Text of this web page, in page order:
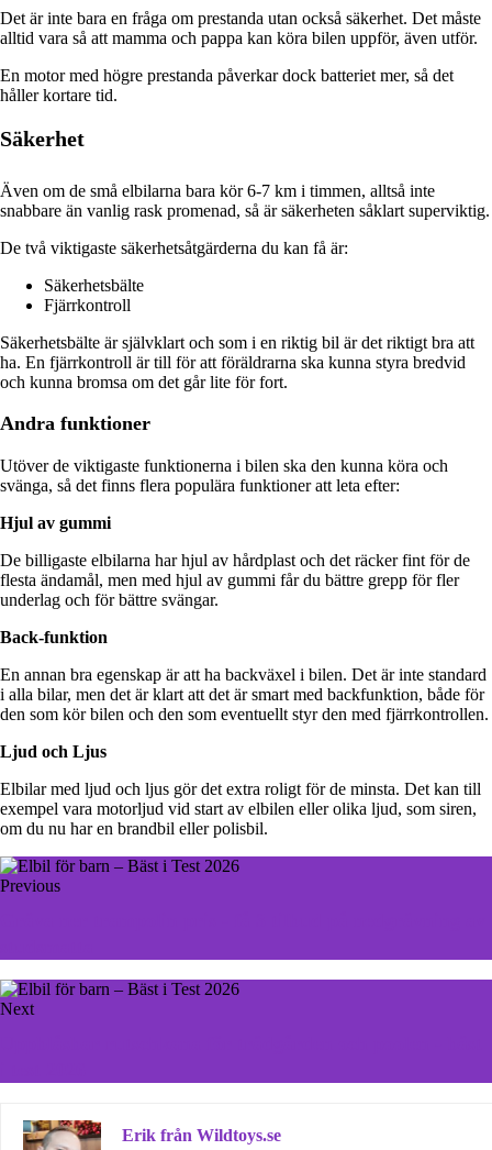
Det är inte bara en fråga om prestanda utan också säkerhet. Det måste
alltid vara så att mamma och pappa kan köra bilen uppför, även utför.
En motor med högre prestanda påverkar dock batteriet mer, så det
håller kortare tid.
Säkerhet
Även om de små elbilarna bara kör 6-7 km i timmen, alltså inte
snabbare än vanlig rask promenad, så är säkerheten såklart superviktig.
De två viktigaste säkerhetsåtgärderna du kan få är:
Säkerhetsbälte
Fjärrkontroll
Säkerhetsbälte är självklart och som i en riktig bil är det riktigt bra att
ha. En fjärrkontroll är till för att föräldrarna ska kunna styra bredvid
och kunna bromsa om det går lite för fort.
Andra funktioner
Utöver de viktigaste funktionerna i bilen ska den kunna köra och
svänga, så det finns flera populära funktioner att leta efter:
Hjul av gummi
De billigaste elbilarna har hjul av hårdplast och det räcker fint för de
flesta ändamål, men med hjul av gummi får du bättre grepp för fler
underlag och för bättre svängar.
Back-funktion
En annan bra egenskap är att ha backväxel i bilen. Det är inte standard
i alla bilar, men det är klart att det är smart med backfunktion, både för
den som kör bilen och den som eventuellt styr den med fjärrkontrollen.
Ljud och Ljus
Elbilar med ljud och ljus gör det extra roligt för de minsta. Det kan till
exempel vara motorljud vid start av elbilen eller olika ljud, som siren,
om du nu har en brandbil eller polisbil.
Previous
Next
Erik från Wildtoys.se